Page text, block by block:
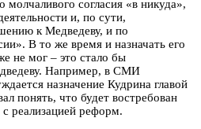
молчаливого согласия «в никуда»,
и, по сути,
к Медведеву, и по
В то же время и назначать его
не мог – это стало бы
Например, в СМИ
назначение Кудрина главой
понять, что будет востребован
реализацией реформ.